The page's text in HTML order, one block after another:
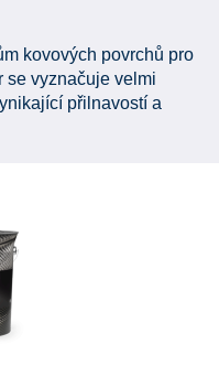
kovových povrchů pro
se vyznačuje velmi
přilnavostí a